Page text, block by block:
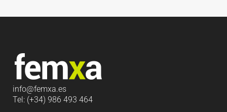
info@femxa.es
Tel: (+34) 986 493 464